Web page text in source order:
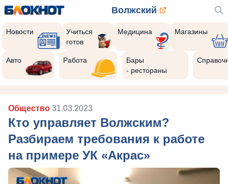
Волжский
Новости
Учиться
готов
Медицина Магазины
Авто Работа
Бары
- рестораны
Общество 31.03.2023
Кто управляет Волжским?
Разбираем требования к работе
на примере УК «Акрас»